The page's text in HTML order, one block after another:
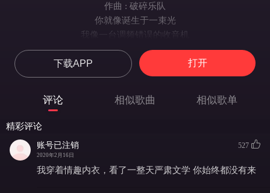
作曲 : 破碎乐队
你就像诞生于一束光
我像一台调频错误的收音机
尝起来像真的一样
在你嘴里
请别打断我 蜜糖
我笑的头都快要垂下来
如果把你藏在水里
下载APP 打开
评论 相似歌曲 相似歌单
精彩评论
账号已注销
2020年2月16日
527
我穿着情趣内衣，看了一整天严肃文学 你始终都没有来